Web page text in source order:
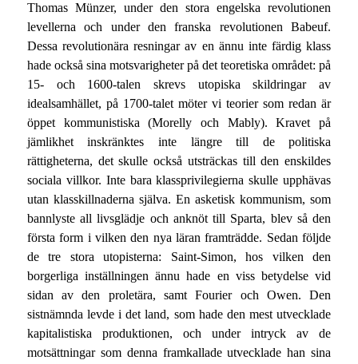
Thomas Münzer, under den stora engelska revolutionen
levellerna och under den franska revolutionen Babeuf.
Dessa revolutionära resningar av en ännu inte färdig klass
hade också sina motsvarigheter på det teoretiska området: på
15- och 1600-talen skrevs utopiska skildringar av
idealsamhället, på 1700-talet möter vi teorier som redan är
öppet kommunistiska (Morelly och Mably). Kravet på
jämlikhet inskränktes inte längre till de politiska
rättigheterna, det skulle också utsträckas till den enskildes
sociala villkor. Inte bara klassprivilegierna skulle upphävas
utan klasskillnaderna själva. En asketisk kommunism, som
bannlyste all livsglädje och anknöt till Sparta, blev så den
första form i vilken den nya läran framträdde. Sedan följde
de tre stora utopisterna: Saint-Simon, hos vilken den
borgerliga inställningen ännu hade en viss betydelse vid
sidan av den proletära, samt Fourier och Owen. Den
sistnämnda levde i det land, som hade den mest utvecklade
kapitalistiska produktionen, och under intryck av de
motsättningar som denna framkallade utvecklade han sina